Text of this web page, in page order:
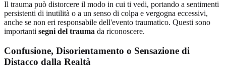
Il trauma può distorcere il modo in cui ti vedi, portando a sentimenti
persistenti di inutilità o a un senso di colpa e vergogna eccessivi,
anche se non eri responsabile dell'evento traumatico. Questi sono
importanti segni del trauma da riconoscere.
Confusione, Disorientamento o Sensazione di
Distacco dalla Realtà